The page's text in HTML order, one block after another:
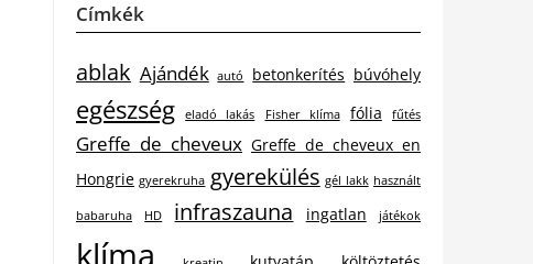
Címkék
ablak Ajándék autó betonkerítés búvóhely
egészség eladó lakás Fisher klíma fólia fűtés
Greffe de cheveux Greffe de cheveux en
Hongrie gyerekruha gyerekülés gél lakk használt
babaruha HD infraszauna ingatlan játékok
klíma